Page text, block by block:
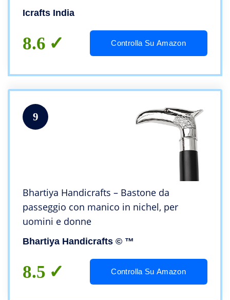
bastone da passeggio per uomini e
da passeggio
Icrafts India
8.6 Controlla Su Amazon
9
Bhartiya Handicrafts – Bastone da
passeggio con manico in nichel, per
uomini e donne
Bhartiya Handicrafts © ™
8.5 Controlla Su Amazon